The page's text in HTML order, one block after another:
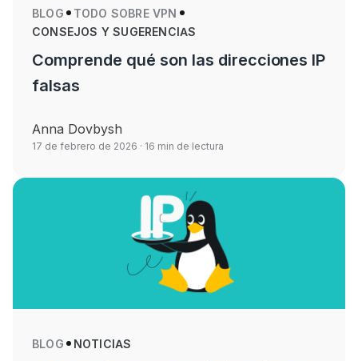
BLOG
TODO SOBRE VPN
CONSEJOS Y SUGERENCIAS
Comprende qué son las direcciones IP
falsas
Anna Dovbysh
17 de febrero de 2026 · 16 min de lectura
BLOG NOTICIAS